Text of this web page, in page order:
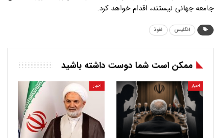
انگلیس نفوذ
ممکن است شما دوست داشته باشید
اخبار اخبار